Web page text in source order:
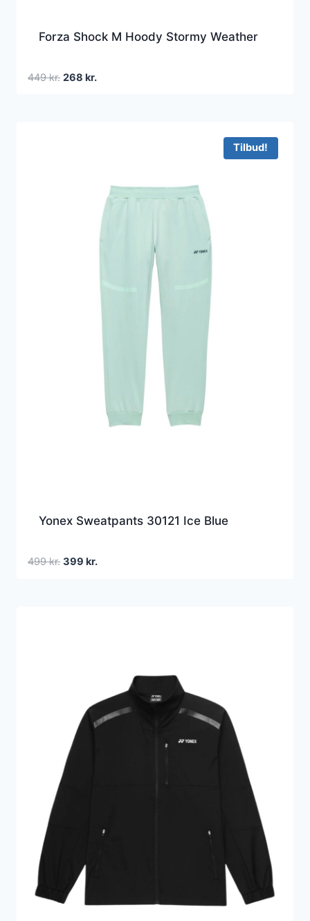
Forza Shock M Hoody Stormy Weather
449kr. Den
268 kr.Den
Tilbud!
Yonex Sweatpants 30121 Ice Blue
499kr. Den
399 kr.Den